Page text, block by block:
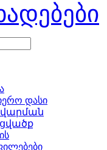
დასი